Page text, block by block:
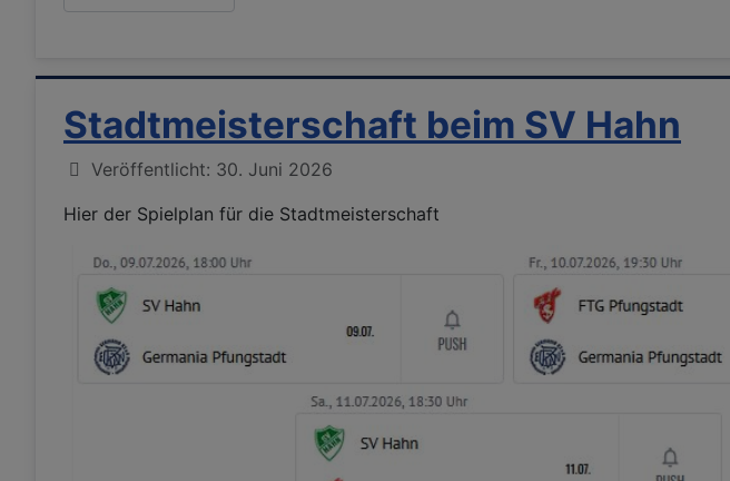
Stadtmeisterschaft beim SV Hahn
Details
Veröffentlicht: 30. Juni 2026
Hier der Spielplan für die Stadtmeisterschaft